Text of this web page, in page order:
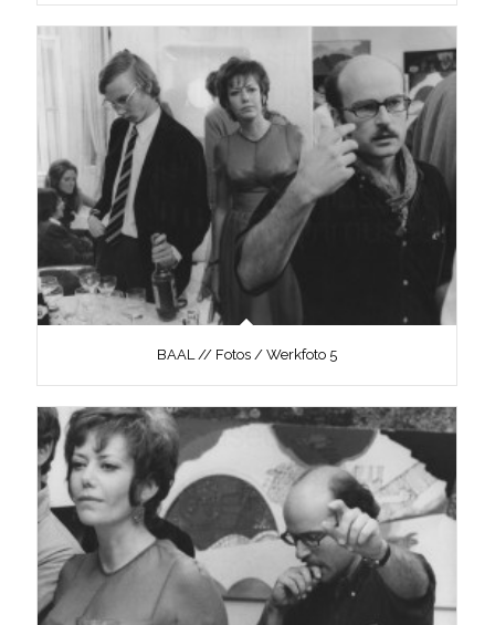
BAAL // Fotos / Werkfoto 5